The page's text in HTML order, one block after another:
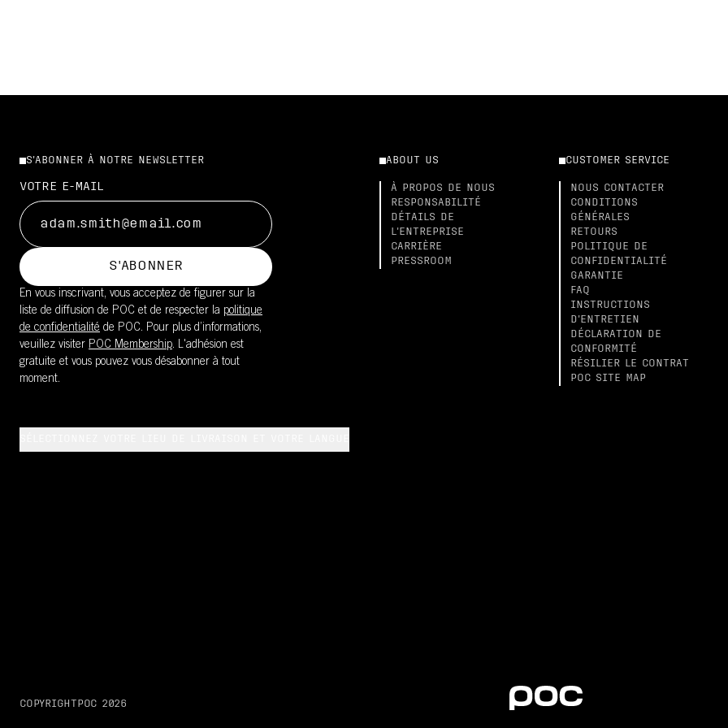
S'ABONNER À NOTRE NEWSLETTER
VOTRE E-MAIL
S'ABONNER
En vous inscrivant, vous acceptez de figurer sur la
liste de diffusion de POC et de respecter la politique
de confidentialité de POC. Pour plus d’informations,
veuillez visiter POC Membership. L'adhésion est
gratuite et vous pouvez vous désabonner à tout
moment.
ABOUT US
À PROPOS DE NOUS
RESPONSABILITÉ
DÉTAILS DE
L'ENTREPRISE
CARRIÈRE
PRESSROOM
CUSTOMER SERVICE
NOUS CONTACTER
CONDITIONS
GÉNÉRALES
RETOURS
POLITIQUE DE
CONFIDENTIALITÉ
GARANTIE
FAQ
INSTRUCTIONS
D'ENTRETIEN
DÉCLARATION DE
CONFORMITÉ
RÉSILIER LE CONTRAT
POC SITE MAP
COPYRIGHT POC 2026